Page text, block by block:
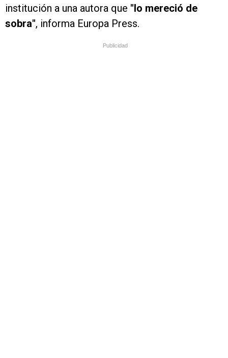
institución a una autora que "lo mereció de
sobra", informa Europa Press.
Publicidad